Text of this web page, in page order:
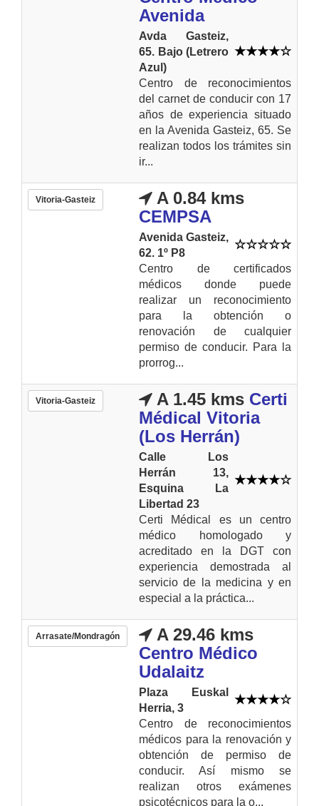
Avenida
Avda Gasteiz,
65. Bajo (Letrero
Azul)
Centro de reconocimientos
del carnet de conducir con 17
años de experiencia situado
en la Avenida Gasteiz, 65. Se
realizan todos los trámites sin
ir...
Vitoria-Gasteiz
A 0.84 kms
CEMPSA
Avenida Gasteiz,
62. 1º P8
Centro de certificados
médicos donde puede
realizar un reconocimiento
para la obtención o
renovación de cualquier
permiso de conducir. Para la
prorrog...
Vitoria-Gasteiz A 1.45 kms Certi
Médical Vitoria
(Los Herrán)
Calle Los
Herrán 13,
Esquina La
Libertad 23
Certi Médical es un centro
médico homologado y
acreditado en la DGT con
experiencia demostrada al
servicio de la medicina y en
especial a la práctica...
Arrasate/Mondragón
A 29.46 kms
Centro Médico
Udalaitz
Plaza Euskal
Herria, 3
Centro de reconocimientos
médicos para la renovación y
obtención de permiso de
conducir. Así mismo se
realizan otros exámenes
psicotécnicos para la o...